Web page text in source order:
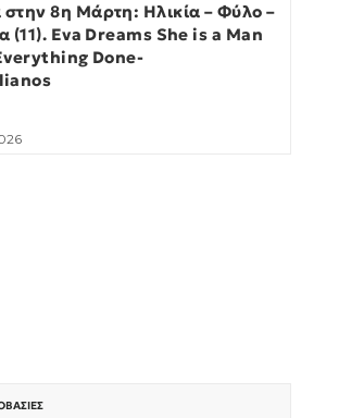
8η Μάρτη: Ηλικία – Φύλο –
(11). Eva Dreams She is a Man
Done-